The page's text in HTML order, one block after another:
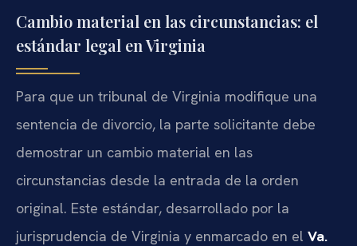
Cambio material en las circunstancias: el
estándar legal en Virginia
Para que un tribunal de Virginia modifique una
sentencia de divorcio, la parte solicitante debe
demostrar un cambio material en las
circunstancias desde la entrada de la orden
original. Este estándar, desarrollado por la
jurisprudencia de Virginia y enmarcado en el Va.